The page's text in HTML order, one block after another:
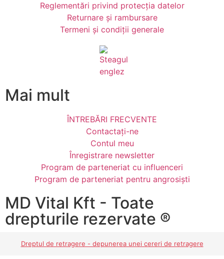
Reglementări privind protecția datelor
Returnare și rambursare
Termeni și condiții generale
Mai mult
ÎNTREBĂRI FRECVENTE
Contactați-ne
Contul meu
Înregistrare newsletter
Program de parteneriat cu influenceri
Program de parteneriat pentru angrosiști
MD Vital Kft - Toate
drepturile rezervate ®
Dreptul de retragere - depunerea unei cereri de retragere